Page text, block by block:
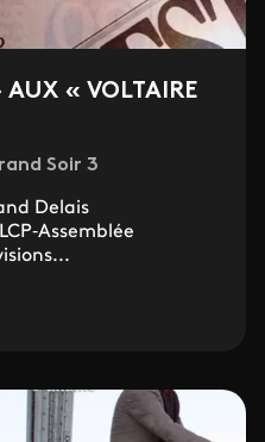
AUX « VOLTAIRE
Soir 3
Delais